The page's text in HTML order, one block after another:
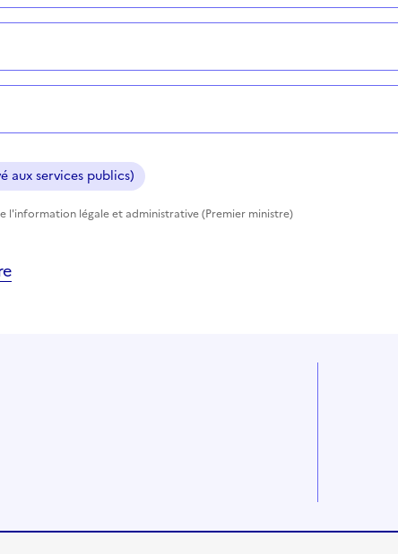
aux services publics)
l'information légale et administrative (Premier ministre)